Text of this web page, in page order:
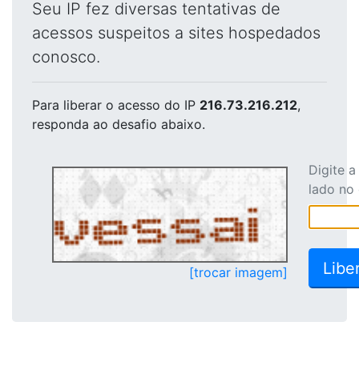
Seu IP fez diversas tentativas de
acessos suspeitos a sites hospedados
conosco.
Para liberar o acesso do IP 216.73.216.212,
responda ao desafio abaixo.
[trocar imagem]
Digite
lado no